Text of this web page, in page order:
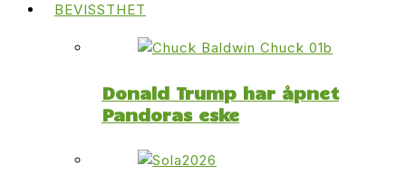
BEVISSTHET
Donald Trump har åpnet
Pandoras eske